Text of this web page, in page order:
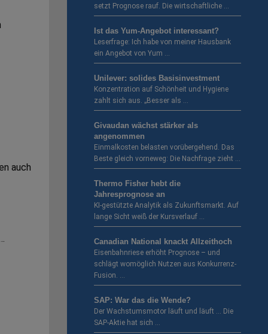
auch
setzt Prognose rauf. Die wirtschaftliche …
Ist das Yum-Angebot interessant?
Leserfrage: Ich habe von meiner Hausbank
ein Angebot von Yum …
Unilever: solides Basisinvestment
Konzentration auf Schönheit und Hygiene
zahlt sich aus. „Besser als …
Givaudan wächst stärker als
angenommen
Einmalkosten belasten vorübergehend. Das
Beste gleich vorneweg: Die Nachfrage zieht …
Thermo Fisher hebt die
Jahresprognose an
KI-gestützte Analytik als Zukunftsmarkt. Auf
lange Sicht weiß der Kursverlauf …
Canadian National knackt Allzeithoch
Eisenbahnriese erhöht Prognose – und
schlägt womöglich Nutzen aus Konkurrenz-
Fusion. …
SAP: War das die Wende?
Der Wachstumsmotor läuft und läuft … Die
SAP-Aktie hat sich …